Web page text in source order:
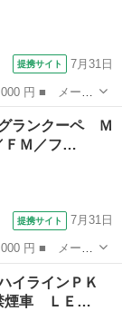
提携サイト 7月31日
ド名： Ｍ５５
Ｗ 禁煙車 フ
ランクーペ Ｍ
ＦＭ／フ…
提携サイト 7月31日
ド名： ２１８
フルセグＴＶ
イラインＰＫ
煙車 ＬＥ…